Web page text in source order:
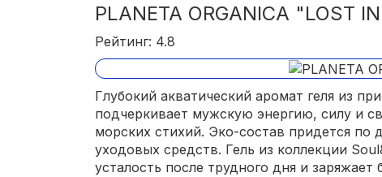
PLANETA ORGANICA "LOST
Рейтинг: 4.8
Глубокий акватический аромат геля из
подчеркивает мужскую энергию, силу и
морских стихий. Эко-состав придется по
уходовых средств. Гель из коллекции
усталость после трудного дня и